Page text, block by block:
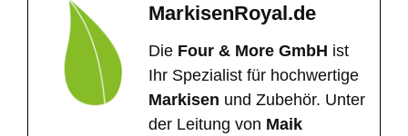
MarkisenRoyal.de
Die Four & More GmbH ist
Ihr Spezialist für hochwertige
Markisen und Zubehör. Unter
der Leitung von Maik